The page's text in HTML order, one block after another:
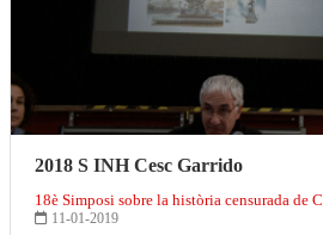
2018 S INH Cesc Garrido
18è Simposi sobre la història censurada de
11-01-2019